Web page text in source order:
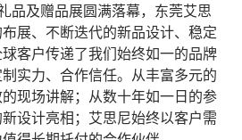
品及赠品展圆满落幕，东莞艾思
展、不断迭代的新品设计、稳定
客户传递了我们始终如一的品牌
实力、合作信任。从丰富多元的
现场讲解；从数十年如一日的参
设计亮相；艾思尼始终以客户需